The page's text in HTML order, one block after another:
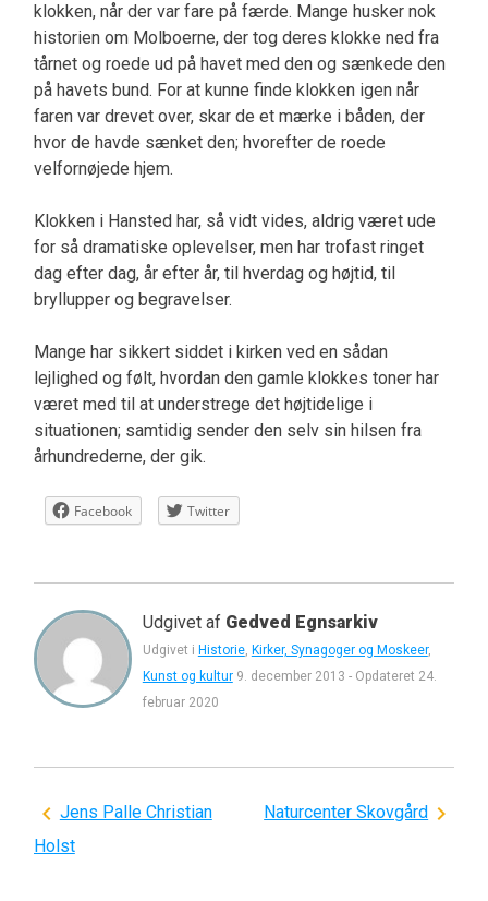
klokken, når der var fare på færde. Mange husker nok
historien om Molboerne, der tog deres klokke ned fra
tårnet og roede ud på havet med den og sænkede den
på havets bund. For at kunne finde klokken igen når
faren var drevet over, skar de et mærke i båden, der
hvor de havde sænket den; hvorefter de roede
velfornøjede hjem.
Klokken i Hansted har, så vidt vides, aldrig været ude
for så dramatiske oplevelser, men har trofast ringet
dag efter dag, år efter år, til hverdag og højtid, til
bryllupper og begravelser.
Mange har sikkert siddet i kirken ved en sådan
lejlighed og følt, hvordan den gamle klokkes toner har
været med til at understrege det højtidelige i
situationen; samtidig sender den selv sin hilsen fra
århundrederne, der gik.
Facebook Twitter
Udgivet af Gedved Egnsarkiv
Udgivet i Historie, Kirker, Synagoger og Moskeer,
Kunst og kultur 9. december 2013 - Opdateret 24.
februar 2020
Indlægsnavigation
Jens Palle Christian
Holst
Naturcenter Skovgård